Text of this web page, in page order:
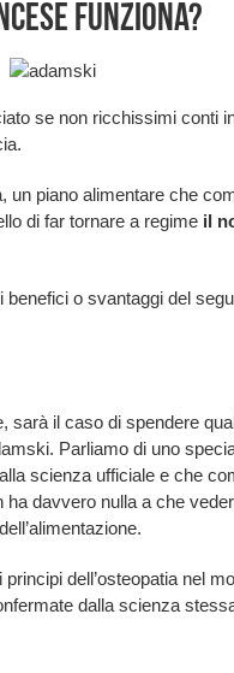
funziona?
se non ricchissimi conti
un piano alimentare che
di far tornare a regime il
o svantaggi del
sarà il caso di spendere
Parliamo di uno
scienza ufficiale e che
davvero nulla a che
dell’osteopatia nel
dalla scienza